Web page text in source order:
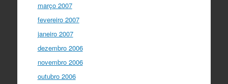
março 2007
fevereiro 2007
janeiro 2007
dezembro 2006
novembro 2006
outubro 2006